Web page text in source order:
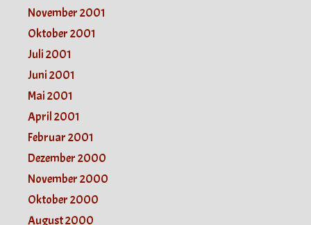
November 2001
Oktober 2001
Juli 2001
Juni 2001
Mai 2001
April 2001
Februar 2001
Dezember 2000
November 2000
Oktober 2000
August 2000